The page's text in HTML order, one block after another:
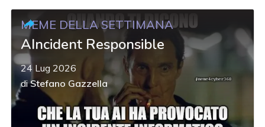
MEME DELLA SETTIMANA
AIncident Responsible
24 Lug 2026
diStefano Gazzella